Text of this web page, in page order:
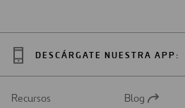
DESCÁRGATE NUESTRA APP:
Recursos
Abrir
Blog